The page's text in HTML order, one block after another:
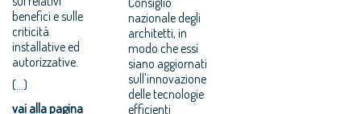
benefici e sulle
criticità
installative ed
autorizzative.
(...)
vai alla pagina
nazionale degli
architetti, in
modo che essi
siano aggiornati
sull'innovazione
delle tecnologie
efficienti